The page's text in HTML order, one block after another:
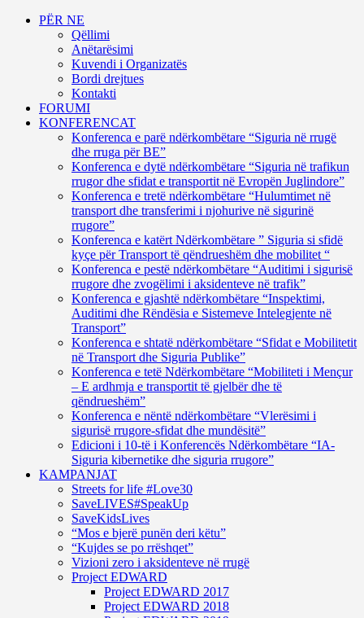
PËR NE
Qëllimi
Anëtarësimi
Kuvendi i Organizatës
Bordi drejtues
Kontakti
FORUMI
KONFERENCAT
Konferenca e parë ndërkombëtare “Siguria në rrugë
dhe rruga për BE”
Konferenca e dytë ndërkombëtare “Siguria në trafikun
rrugor dhe sfidat e transportit në Evropën Juglindore”
Konferenca e tretë ndërkombëtare “Hulumtimet në
transport dhe transferimi i njohurive në sigurinë
rrugore”
Konferenca e katërt Ndërkombëtare ” Siguria si sfidë
kyçe për Transport të qëndrueshëm dhe mobilitet “
Konferenca e pestë ndërkombëtare “Auditimi i sigurisë
rrugore dhe zvogëlimi i aksidenteve në trafik”
Konferenca e gjashtë ndërkombëtare “Inspektimi,
Auditimi dhe Rëndësia e Sistemeve Intelegjente në
Transport”
Konferenca e shtatë ndërkombëtare “Sfidat e Mobilitetit
në Transport dhe Siguria Publike”
Konferenca e tetë Ndërkombëtare “Mobiliteti i Mençur
– E ardhmja e transportit të gjelbër dhe të
qëndrueshëm”
Konferenca e nëntë ndërkombëtare “Vlerësimi i
sigurisë rrugore-sfidat dhe mundësitë”
Edicioni i 10-të i Konferencës Ndërkombëtare “IA-
Siguria kibernetike dhe siguria rrugore”
KAMPANJAT
Streets for life #Love30
SaveLIVES#SpeakUp
SaveKidsLives
“Mos e bjerë punën deri këtu”
“Kujdes se po rrëshqet”
Vizioni zero i aksidenteve në rrugë
Project EDWARD
Project EDWARD 2017
Project EDWARD 2018